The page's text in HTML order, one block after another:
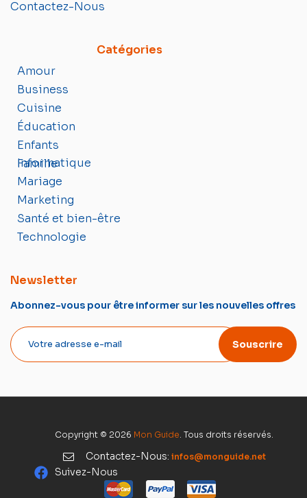
Contactez-Nous
Catégories
Amour
Business
Cuisine
Éducation
Enfants
Famille
Informatique
Mariage
Marketing
Santé et bien-être
Technologie
Newsletter
Abonnez-vous pour être informer sur les nouvelles offres
Souscrire
Copyright © 2026 Mon Guide. Tous droits réservés.
Contactez-Nous: infos@monguide.net
Suivez-Nous